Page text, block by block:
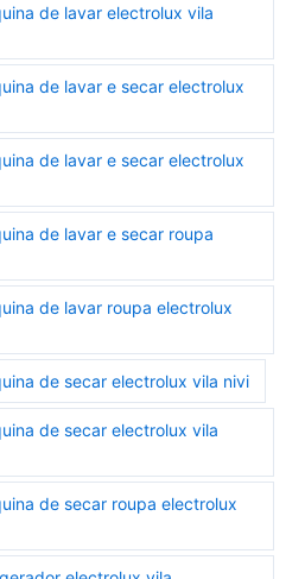
de lavar electrolux vila
de lavar e secar electrolux
de lavar e secar electrolux
de lavar e secar roupa
de lavar roupa electrolux
de secar electrolux vila nivi
de secar electrolux vila
de secar roupa electrolux